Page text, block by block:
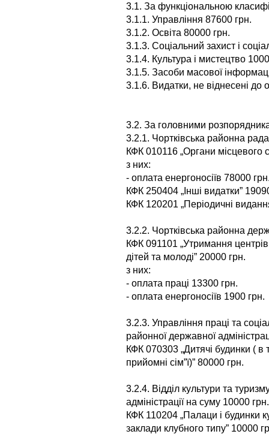
3.1. За функціональною
3.1.1. Управління 87600 грн.
3.1.2. Освіта 80000 грн.
3.1.3. Соціальний захист і
3.1.4. Культура і мистецтво
3.1.5. Засоби масової
3.1.6. Видатки, не віднесені до
3.2. За головними
3.2.1. Чортківська районна
КФК 010116 „Органи місцевого
з них:
- оплата енергоносіїв 78000
КФК 250404 „Інші видатки”
КФК 120201 „Періодичні
3.2.2. Чортківська районна
КФК 091101 „Утримання
дітей та молоді” 20000 грн.
з них:
- оплата праці 13300 грн.
- оплата енергоносіїв 1900 грн.
3.2.3. Управління праці та
районної державної
КФК 070303 „Дитячі будинки ( в
прийомні сім”ї)” 80000 грн.
3.2.4. Відділ культури та
адміністрації на суму 10000 грн.
КФК 110204 „Палаци і будинки
заклади клубного типу” 10000